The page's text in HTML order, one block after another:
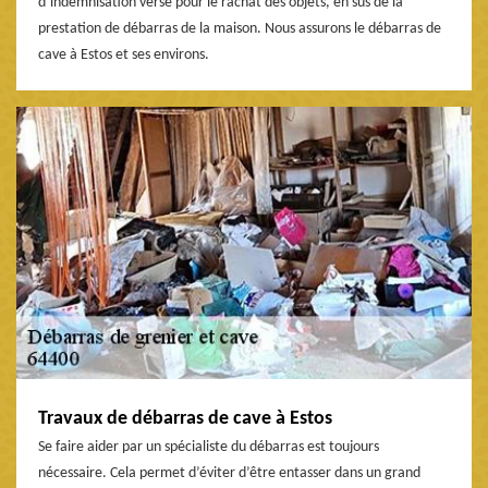
prestation de débarras de la maison. Nous assurons le débarras de
cave à Estos et ses environs.
Travaux de débarras de cave à Estos
Se faire aider par un spécialiste du débarras est toujours
nécessaire. Cela permet d’éviter d’être entasser dans un grand